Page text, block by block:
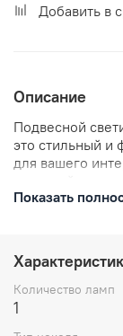
Добавить в
Описание
Подвесной
это стильный и
для вашего
атмосферу.
Показать
Количество ламп
1